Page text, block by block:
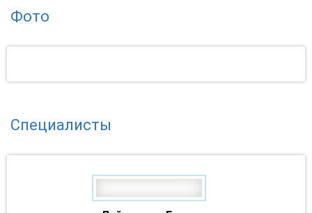
Фото
Специалисты